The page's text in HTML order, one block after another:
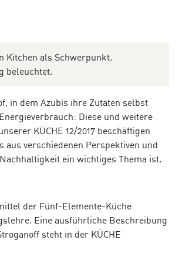
Kitchen als Schwerpunkt.
beleuchtet.
in dem Azubis ihre Zutaten selbst
Diese und weitere
KÜCHE 12/2017 beschäftigen
verschiedenen Perspektiven und
ein wichtiges Thema ist.
der Fünf-Elemente-Küche
Eine ausführliche Beschreibung
steht in der KÜCHE